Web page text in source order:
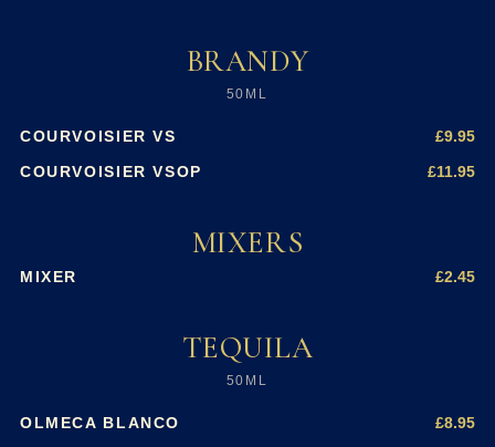
BRANDY
50ML
COURVOISIER VS £9.95
COURVOISIER VSOP £11.95
MIXERS
MIXER £2.45
TEQUILA
50ML
OLMECA BLANCO £8.95